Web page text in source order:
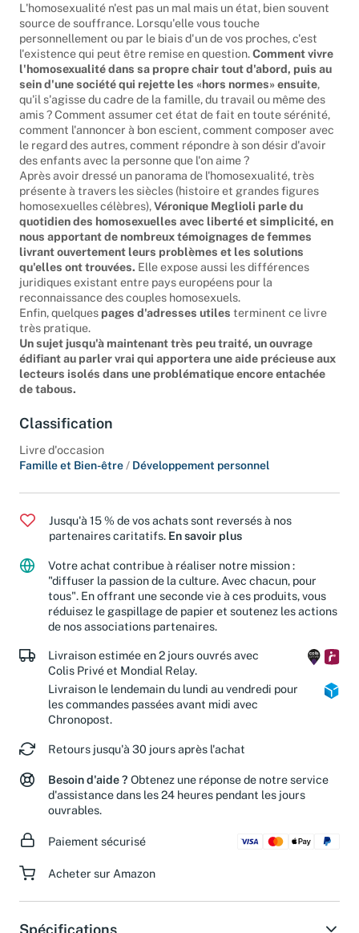
L'homosexualité n'est pas un mal mais un état, bien souvent
source de souffrance. Lorsqu'elle vous touche
personnellement ou par le biais d'un de vos proches, c'est
l'existence qui peut être remise en question.Comment vivre
l'homosexualité dans sa propre chair tout d'abord, puis au
sein d'une société qui rejette les «hors normes» ensuite,
qu'il s'agisse du cadre de la famille, du travail ou même des
amis ? Comment assumer cet état de fait en toute sérénité,
comment l'annoncer à bon escient, comment composer avec
le regard des autres, comment répondre à son désir d'avoir
des enfants avec la personne que l'on aime ?
Après avoir dressé un panorama de l'homosexualité, très
présente à travers les siècles (histoire et grandes figures
homosexuelles célèbres),Véronique Meglioli parle du
quotidien des homosexuelles avec liberté et simplicité, en
nous apportant de nombreux témoignages de femmes
livrant ouvertement leurs problèmes et les solutions
qu'elles ont trouvées. Elle expose aussi les différences
juridiques existant entre pays européens pour la
reconnaissance des couples homosexuels.
Enfin, quelques pages d'adresses utiles terminent ce livre
très pratique.
Un sujet jusqu'à maintenant très peu traité, un ouvrage
édifiant au parler vrai qui apportera une aide précieuse aux
lecteurs isolés dans une problématique encore entachée
de tabous.
Classification
Livre d'occasion
Famille et Bien-être / Développement personnel
Jusqu'à 15 % de vos achats sont reversés à nos
partenaires caritatifs. En savoir plus
Votre achat contribue à réaliser notre mission :
"diffuser la passion de la culture. Avec chacun, pour
tous". En offrant une seconde vie à ces produits, vous
réduisez le gaspillage de papier et soutenez les actions
de nos associations partenaires.
Livraison estimée en 2 jours ouvrés avec
Colis Privé et Mondial Relay.
Livraison le lendemain du lundi au vendredi pour
les commandes passées avant midi avec
Chronopost.
Retours jusqu'à 30 jours après l'achat
Besoin d'aide ? Obtenez une réponse de notre service
d'assistance dans les 24 heures pendant les jours
ouvrables.
Paiement sécurisé
Acheter sur Amazon
Spécifications